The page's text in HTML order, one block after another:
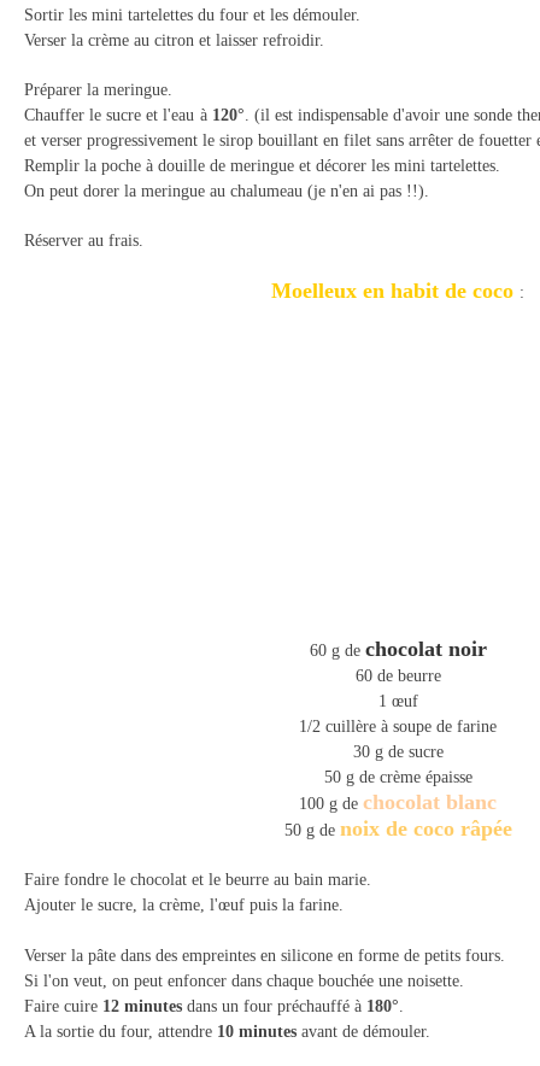
Sortir les mini tartelettes du four et les démouler.
Verser la crème au citron et laisser refroidir.
Préparer la meringue.
Chauffer le sucre et l'eau à 120°. (il est indispensable d'avoir une sonde
et verser progressivement le sirop bouillant en filet sans arrêter de
Remplir la poche à douille de meringue et décorer les mini tartelettes.
On peut dorer la meringue au chalumeau (je n'en ai pas !!).
Réserver au frais.
Moelleux en habit de coco :
60 g de chocolat noir
60 de beurre
1 œuf
1/2 cuillère à soupe de farine
30 g de sucre
50 g de crème épaisse
100 g de chocolat blanc
50 g de noix de coco râpée
Faire fondre le chocolat et le beurre au bain marie.
Ajouter le sucre, la crème, l'œuf puis la farine.
Verser la pâte dans des empreintes en silicone en forme de petits fours.
Si l'on veut, on peut enfoncer dans chaque bouchée une noisette.
Faire cuire 12 minutes dans un four préchauffé à 180°.
A la sortie du four, attendre 10 minutes avant de démouler.